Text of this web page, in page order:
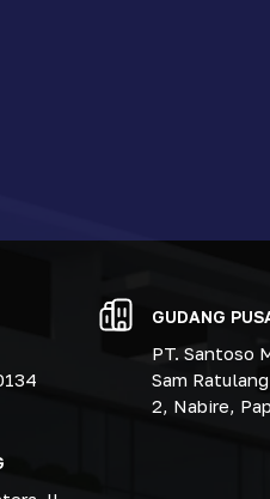
GUDANG
PT. Santoso
Sam
2, Nabire,